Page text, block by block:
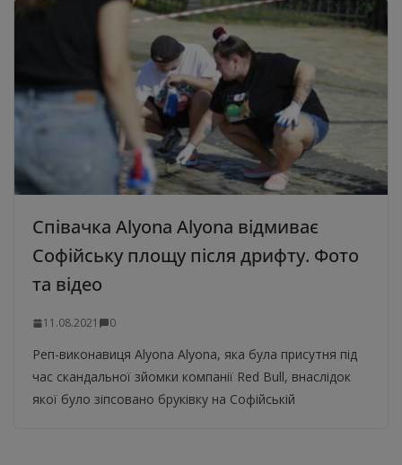
Співачка Alyona Alyona відмиває
Софійську площу після дрифту. Фото
та відео
11.08.2021 0
Реп-виконавиця Alyona Alyona, яка була присутня під
час скандальної зйомки компанії Red Bull, внаслідок
якої було зіпсовано бруківку на Софійській